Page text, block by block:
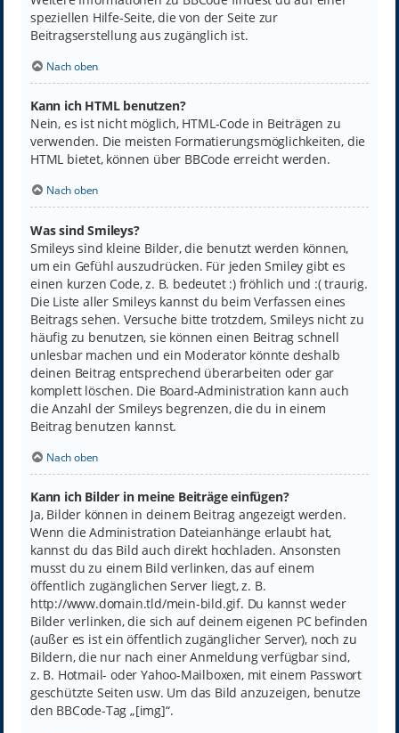
speziellen Hilfe-Seite, die von der Seite zur
Beitragserstellung aus zugänglich ist.
Nach oben
Kann ich HTML benutzen?
Nein, es ist nicht möglich, HTML-Code in Beiträgen zu
verwenden. Die meisten Formatierungsmöglichkeiten, die
HTML bietet, können über BBCode erreicht werden.
Nach oben
Was sind Smileys?
Smileys sind kleine Bilder, die benutzt werden können,
um ein Gefühl auszudrücken. Für jeden Smiley gibt es
einen kurzen Code, z. B. bedeutet :) fröhlich und :( traurig.
Die Liste aller Smileys kannst du beim Verfassen eines
Beitrags sehen. Versuche bitte trotzdem, Smileys nicht zu
häufig zu benutzen, sie können einen Beitrag schnell
unlesbar machen und ein Moderator könnte deshalb
deinen Beitrag entsprechend überarbeiten oder gar
komplett löschen. Die Board-Administration kann auch
die Anzahl der Smileys begrenzen, die du in einem
Beitrag benutzen kannst.
Nach oben
Kann ich Bilder in meine Beiträge einfügen?
Ja, Bilder können in deinem Beitrag angezeigt werden.
Wenn die Administration Dateianhänge erlaubt hat,
kannst du das Bild auch direkt hochladen. Ansonsten
musst du zu einem Bild verlinken, das auf einem
öffentlich zugänglichen Server liegt, z. B.
http://www.domain.tld/mein-bild.gif. Du kannst weder
Bilder verlinken, die sich auf deinem eigenen PC befinden
(außer es ist ein öffentlich zugänglicher Server), noch zu
Bildern, die nur nach einer Anmeldung verfügbar sind,
z. B. Hotmail- oder Yahoo-Mailboxen, mit einem Passwort
geschützte Seiten usw. Um das Bild anzuzeigen, benutze
den BBCode-Tag „[img]“.